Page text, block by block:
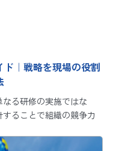
｜戦略を現場の役割
る研修の実施ではな
ることで組織の競争力